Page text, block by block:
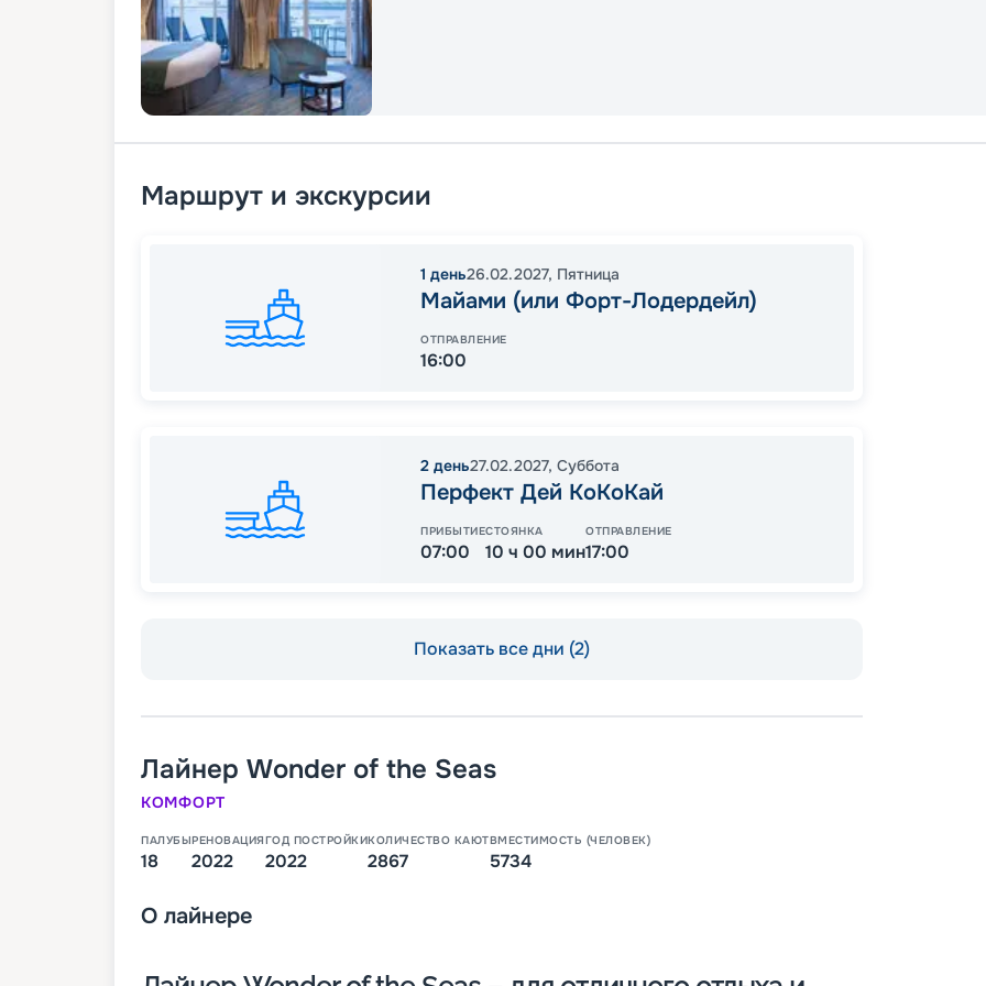
Маршрут и экскурсии
1 день26.02.2027, Пятница
Майами (или Форт-Лодердейл)
ОТПРАВЛЕНИЕ
16:00
2 день27.02.2027, Суббота
Перфект Дей КоКоКай
ПРИБЫТИЕ
07:00
СТОЯНКА
10 ч 00 мин
ОТПРАВЛЕНИЕ
17:00
Показать все дни (2)
Лайнер Wonder of the Seas
КОМФОРТ
ПАЛУБЫ
18
РЕНОВАЦИЯ
2022
ГОД ПОСТРОЙКИ
2022
КОЛИЧЕСТВО КАЮТ
2867
ВМЕСТИМОСТЬ (ЧЕЛОВЕК)
5734
О лайнере